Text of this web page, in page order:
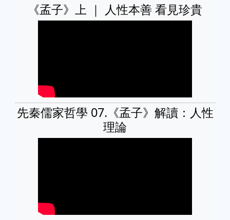
《孟子》上 ｜ 人性本善 看見珍貴
先秦儒家哲學 07.《孟子》解讀：人性
理論